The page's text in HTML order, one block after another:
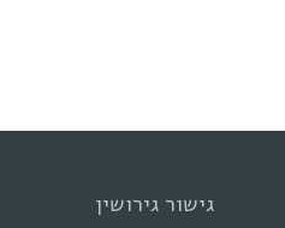
גישור גירושין